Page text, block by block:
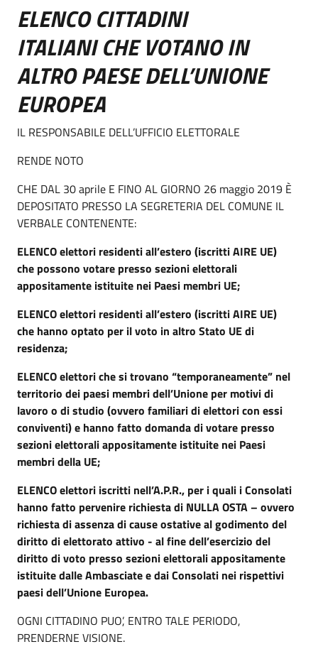
ELENCO CITTADINI
ITALIANICHE VOTANO IN
ALTRO PAESE DELL’UNIONE
EUROPEA
IL RESPONSABILE DELL’UFFICIO ELETTORALE
RENDE NOTO
CHE DAL 30 aprile E FINO AL GIORNO 26 maggio 2019 È
DEPOSITATO PRESSO LA SEGRETERIA DEL COMUNE IL
VERBALE CONTENENTE:
ELENCO elettori residenti all’estero (iscritti AIRE UE)
che possono votare presso sezioni elettorali
appositamente istituite nei Paesi membri UE;
ELENCO elettori residenti all’estero (iscritti AIRE UE)
che hanno optato per il voto in altro Stato UE di
residenza;
ELENCO elettori che si trovano “temporaneamente” nel
territorio dei paesi membri dell’Unione per motivi di
lavoro o di studio (ovvero familiari di elettori con essi
conviventi) e hanno fatto domanda di votare presso
sezioni elettorali appositamente istituite nei Paesi
membri della UE;
ELENCO elettori iscritti nell’A.P.R., per i quali i Consolati
hanno fatto pervenire richiesta di NULLA OSTA – ovvero
richiesta di assenza di cause ostative al godimento del
diritto di elettorato attivo - al fine dell’esercizio del
diritto di voto presso sezioni elettorali appositamente
istituite dalle Ambasciate e dai Consolati nei rispettivi
paesi dell’Unione Europea.
OGNI CITTADINO PUO’, ENTRO TALE PERIODO,
PRENDERNE VISIONE.